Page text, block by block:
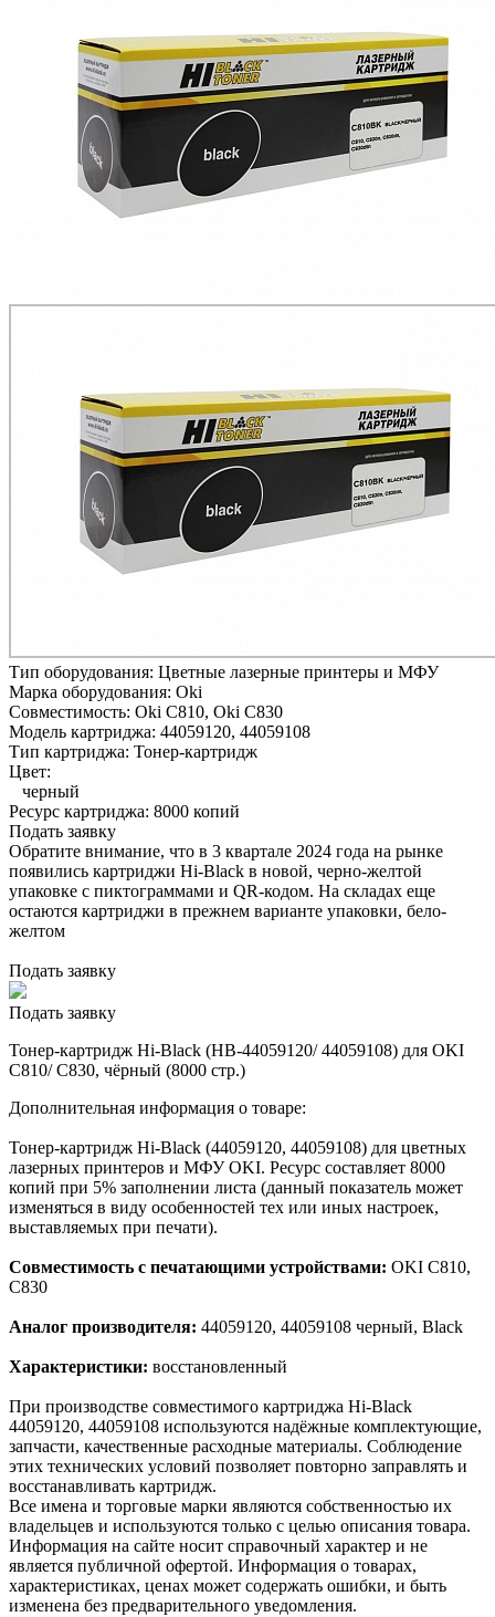
Тип оборудования: Цветные лазерные принтеры и МФУ
Марка оборудования: Oki
Совместимость: Oki C810, Oki C830
Модель картриджа: 44059120, 44059108
Тип картриджа: Тонер-картридж
Цвет:
черный
Ресурс картриджа: 8000 копий
Подать заявку
Обратите внимание, что в 3 квартале 2024 года на рынке
появились картриджи Hi-Black в новой, черно-желтой
упаковке с пиктограммами и QR-кодом. На складах еще
остаются картриджи в прежнем варианте упаковки, бело-
желтом
Подать заявку
Подать заявку
Тонер-картридж Hi-Black (HB-44059120/ 44059108) для OKI
C810/ C830, чёрный (8000 стр.)
Дополнительная информация о товаре:
Тонер-картридж Hi-Black (44059120, 44059108) для цветных
лазерных принтеров и МФУ OKI. Ресурс составляет 8000
копий при 5% заполнении листа (данный показатель может
изменяться в виду особенностей тех или иных настроек,
выставляемых при печати).
Совместимость с печатающими устройствами: OKI C810,
C830
Аналог производителя: 44059120, 44059108 черный, Black
Характеристики: восстановленный
При производстве совместимого картриджа Hi-Black
44059120, 44059108 используются надёжные комплектующие,
запчасти, качественные расходные материалы. Соблюдение
этих технических условий позволяет повторно заправлять и
восстанавливать картридж.
Все имена и торговые марки являются собственностью их
владельцев и используются только с целью описания товара.
Информация на сайте носит справочный характер и не
является публичной офертой. Информация о товарах,
характеристиках, ценах может содержать ошибки, и быть
изменена без предварительного уведомления.